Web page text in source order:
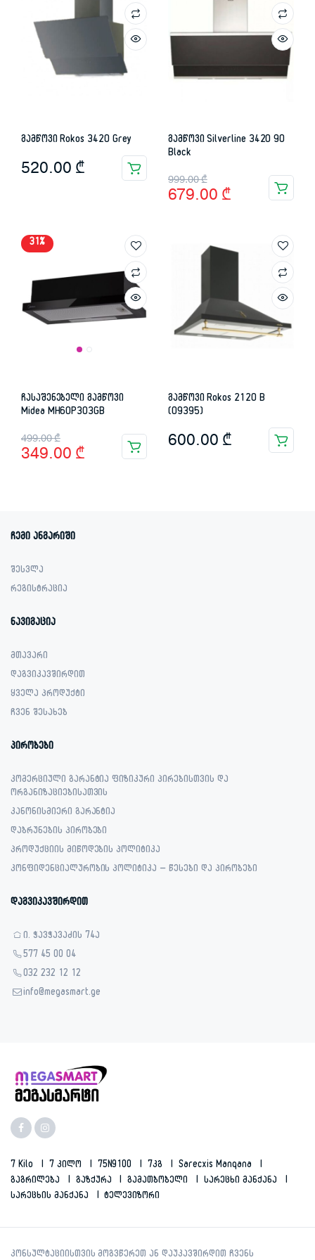
გამწოვი Rokos 3420 Grey
520.00 ₾
გამწოვი Silverline 3420 90
Black
999.00₾
Original
price
999.00 ₾.
679.00 ₾
Current
price
679.00 ₾.
31%
ჩასაშენებელი გამწოვი
Midea MH60P303GB
499.00₾
Original
price
349.00 ₾
Current
price
გამწოვი Rokos 2120 B
(09395)
600.00 ₾
ჩემი ანგარიში
შესვლა
რეგისტრაცია
ნავიგაცია
მთავარი
დაგვიკავშირდით
ყველა პროდუქტი
ჩვენ შესახებ
პირობები
კომერციული გარანტია ფიზიკური პირებისთვის და
ორგანიზაციებისათვის
კანონისმიერი გარანტია
დაბრუნების პირობები
პროდუქციის მიწოდების პოლიტიკა
კონფიდენციალურობის პოლიტიკა – წესები და პირობები
დაგვიკავშირდით
ი. ჭავჭავაძის 74ა
577 45 00 04
032 232 12 12
info@megasmart.ge
7 Kilo 7 Კილო 75N9100 7კგ
Sarecxis Manqana
Გაგრილება
Გაზქურა Გამათბობელი
Სარეცხი Მანქანა
Სარეცხის Მანქანა
Ტელევიზორი